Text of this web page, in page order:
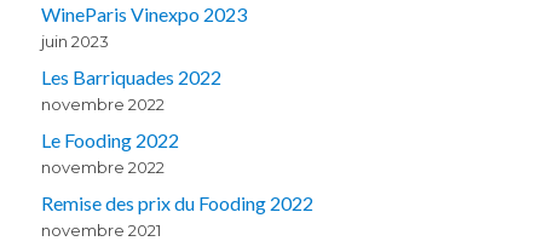
WineParis Vinexpo 2023
juin 2023
Les Barriquades 2022
novembre 2022
Le Fooding 2022
novembre 2022
Remise des prix du Fooding 2022
novembre 2021